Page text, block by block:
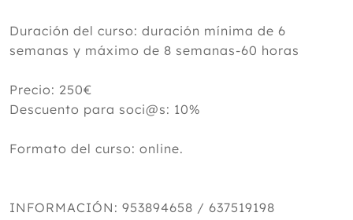
Duración del curso: duración mínima de 6
semanas y máximo de 8 semanas-60 horas
Precio: 250€
Descuento para soci@s: 10%
Formato del curso: online.
INFORMACIÓN: 953894658 / 637519198